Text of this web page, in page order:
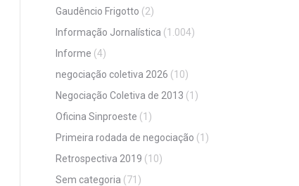
Gaudêncio Frigotto (2)
Informação Jornalística (1.004)
Informe (4)
negociação coletiva 2026 (10)
Negociação Coletiva de 2013 (1)
Oficina Sinproeste (1)
Primeira rodada de negociação (1)
Retrospectiva 2019 (10)
Sem categoria (71)